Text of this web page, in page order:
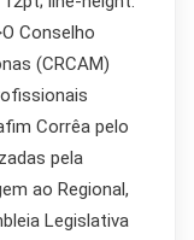
Conselho
(CRCAM)
Corrêa pelo
pela
ao Regional,
Legislativa